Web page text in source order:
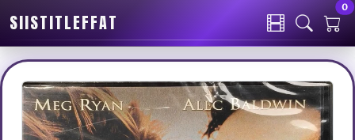
SIISTITLEFFAT
0